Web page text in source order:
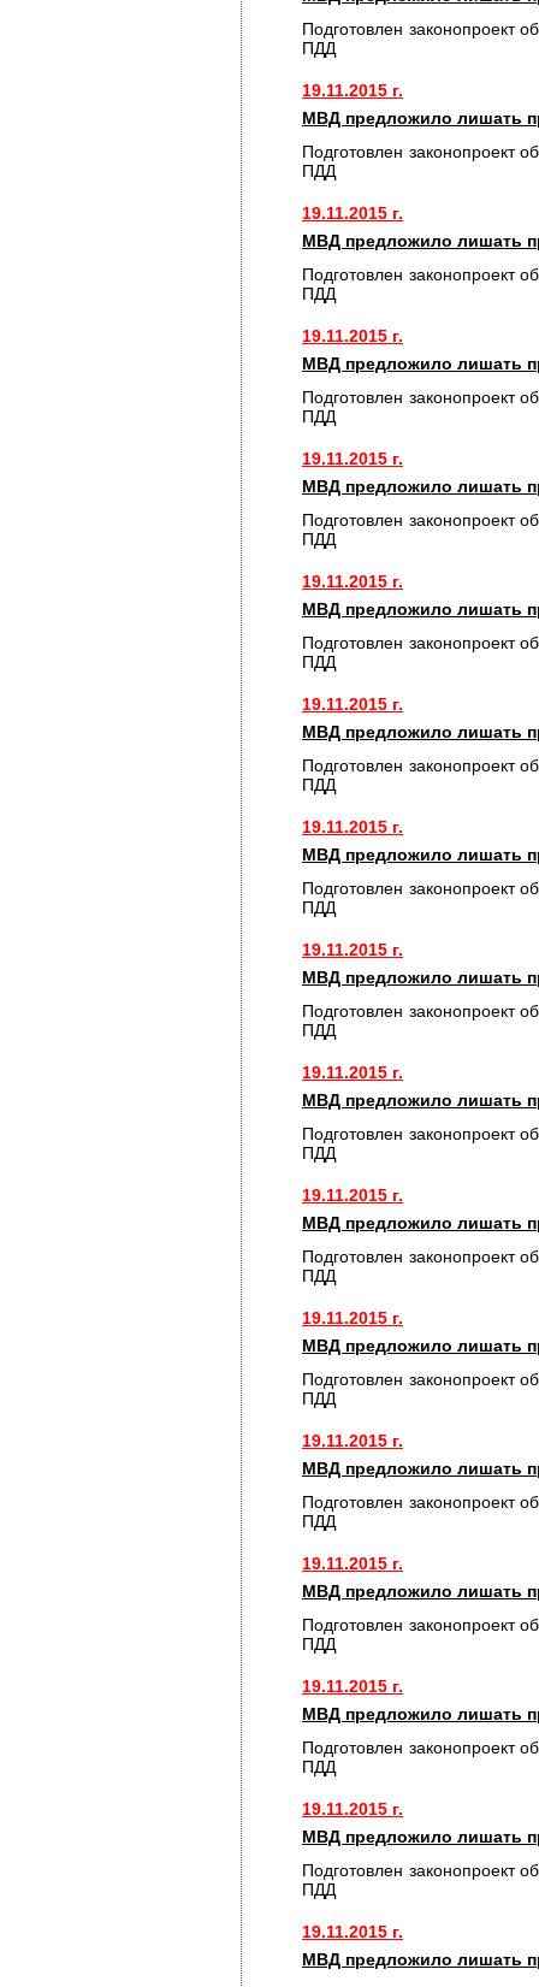
Подготовлен законопроект
ПДД
19.11.2015 г.
МВД предложило лишать
Подготовлен законопроект
ПДД
19.11.2015 г.
МВД предложило лишать
Подготовлен законопроект
ПДД
19.11.2015 г.
МВД предложило лишать
Подготовлен законопроект
ПДД
19.11.2015 г.
МВД предложило лишать
Подготовлен законопроект
ПДД
19.11.2015 г.
МВД предложило лишать
Подготовлен законопроект
ПДД
19.11.2015 г.
МВД предложило лишать
Подготовлен законопроект
ПДД
19.11.2015 г.
МВД предложило лишать
Подготовлен законопроект
ПДД
19.11.2015 г.
МВД предложило лишать
Подготовлен законопроект
ПДД
19.11.2015 г.
МВД предложило лишать
Подготовлен законопроект
ПДД
19.11.2015 г.
МВД предложило лишать
Подготовлен законопроект
ПДД
19.11.2015 г.
МВД предложило лишать
Подготовлен законопроект
ПДД
19.11.2015 г.
МВД предложило лишать
Подготовлен законопроект
ПДД
19.11.2015 г.
МВД предложило лишать
Подготовлен законопроект
ПДД
19.11.2015 г.
МВД предложило лишать
Подготовлен законопроект
ПДД
19.11.2015 г.
МВД предложило лишать
Подготовлен законопроект
ПДД
19.11.2015 г.
МВД предложило лишать